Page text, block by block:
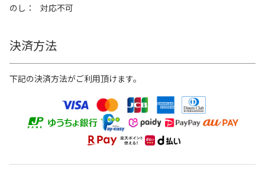
のし
対応不可
決済方法
下記の決済方法がご利用頂けます。